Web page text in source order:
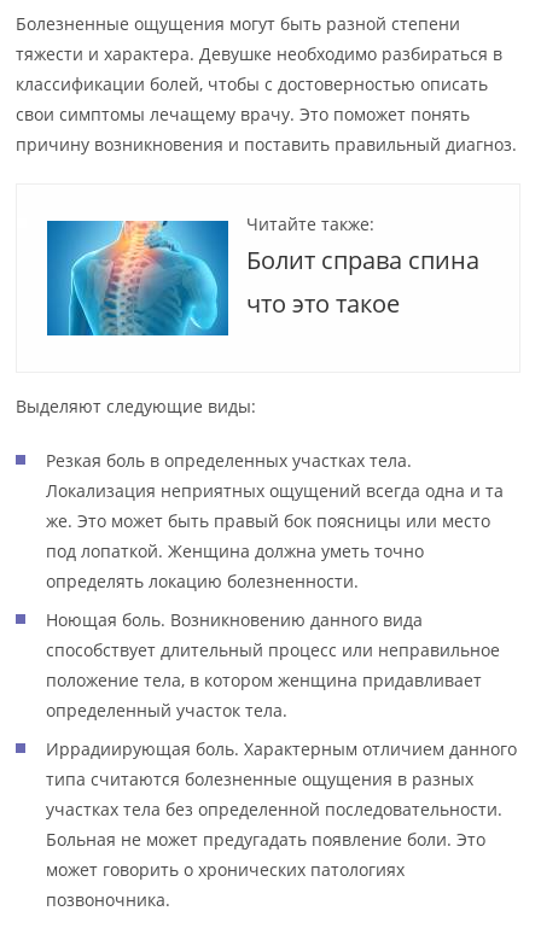
Болезненные ощущения могут быть разной степени
тяжести и характера. Девушке необходимо разбираться в
классификации болей, чтобы с достоверностью описать
свои симптомы лечащему врачу. Это поможет понять
причину возникновения и поставить правильный диагноз.
Читайте также:
Болит справа спина
что это такое
Выделяют следующие виды:
Резкая боль в определенных участках тела.
Локализация неприятных ощущений всегда одна и та
же. Это может быть правый бок поясницы или место
под лопаткой. Женщина должна уметь точно
определять локацию болезненности.
Ноющая боль. Возникновению данного вида
способствует длительный процесс или неправильное
положение тела, в котором женщина придавливает
определенный участок тела.
Иррадиирующая боль. Характерным отличием данного
типа считаются болезненные ощущения в разных
участках тела без определенной последовательности.
Больная не может предугадать появление боли. Это
может говорить о хронических патологиях
позвоночника.